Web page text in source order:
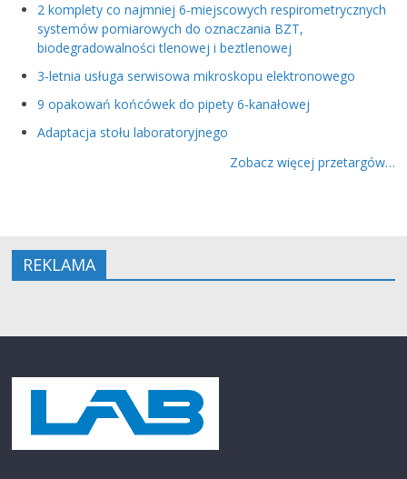
2 komplety co najmniej 6-miejscowych respirometrycznych
systemów pomiarowych do oznaczania BZT,
biodegradowalności tlenowej i beztlenowej
3-letnia usługa serwisowa mikroskopu elektronowego
9 opakowań końcówek do pipety 6-kanałowej
Adaptacja stołu laboratoryjnego
Zobacz więcej przetargów…
REKLAMA